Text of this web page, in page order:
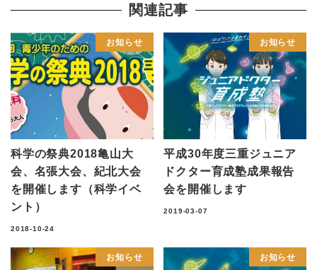
関連記事
お知らせ
科学の祭典2018亀山大
会、名張大会、紀北大会
を開催します（科学イベ
ント）
2018-10-24
お知らせ
平成30年度三重ジュニア
ドクター育成塾成果報告
会を開催します
2019-03-07
お知らせ お知らせ